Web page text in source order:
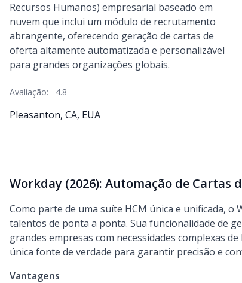
Recursos Humanos) empresarial baseado em
nuvem que inclui um módulo de recrutamento
abrangente, oferecendo geração de cartas de
oferta altamente automatizada e personalizável
para grandes organizações globais.
Avaliação: 4.8
Pleasanton, CA, EUA
Workday (2026): Automação de Cartas
Como parte de uma suíte HCM única e unificada,
talentos de ponta a ponta. Sua funcionalidade de
grandes empresas com necessidades complexas
única fonte de verdade para garantir precisão e
Vantagens